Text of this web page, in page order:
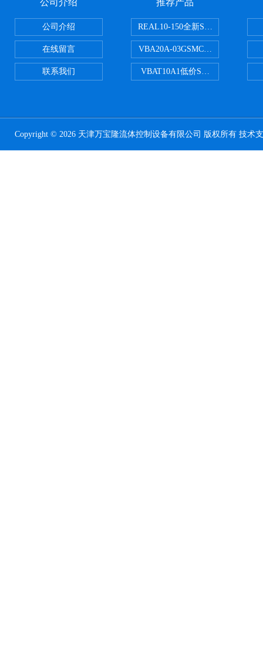
公司介绍
公司介绍
在线留言
联系我们
推荐产品
REAL10-150全新SMC正弦无杆缸
VBA20A-03GSMC增压阀VBA-
VBAT10A1低价SMC储气罐VBAT
Copyright © 2026 天津万宝隆流体控制设备有限公司 版权所有 技术